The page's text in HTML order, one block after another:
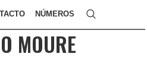
NÚMEROS
MOURE